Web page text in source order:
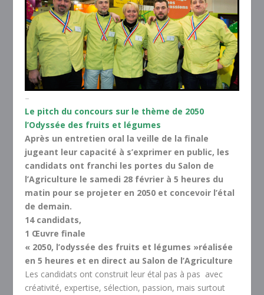
–
Le pitch du concours sur le thème de 2050
l’Odyssée des fruits et légumes
Après un entretien oral la veille de la finale
jugeant leur capacité à s’exprimer en public, les
candidats ont franchi les portes du Salon de
l’Agriculture le samedi 28 février à 5 heures du
matin pour se projeter en 2050 et concevoir l’étal
de demain.
14 candidats,
1 Œuvre finale
« 2050, l’odyssée des fruits et légumes »réalisée
en5 heures et en direct au Salon de l’Agriculture
Les candidats ont construit leur étal pas à pas avec
créativité, expertise, sélection, passion, mais surtout